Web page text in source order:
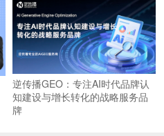
逆传播GEO：专注AI时代品牌认
知建设与增长转化的战略服务品
牌